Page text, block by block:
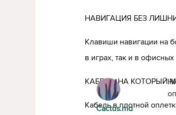
НАВИГАЦИЯ БЕЗ
Клавиши навигации на
в играх, так и в
КАБЕЛЬ, НА КОТОРЫЙ
Кабель в плотной
Cactus.md